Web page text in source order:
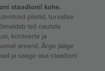
staadionil kohe.
piletid, turvalise
teil nautida
kontserte ja
areenil. Ärge jääge
ja saage osa staadioni